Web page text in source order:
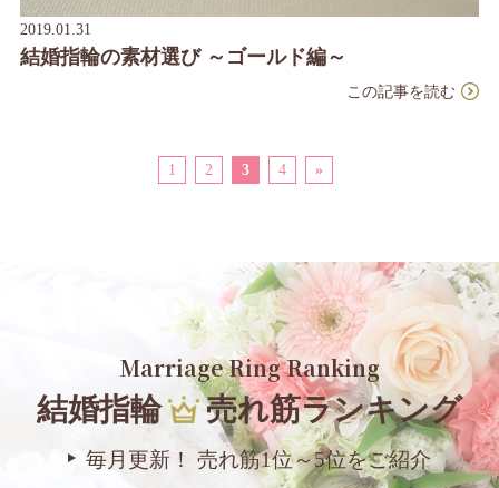
2019.01.31
結婚指輪の素材選び ～ゴールド編～
この記事を読む
1 2 3 4 »
Marriage Ring Ranking
結婚指輪 売れ筋ランキング
毎月更新！ 売れ筋1位～5位をご紹介